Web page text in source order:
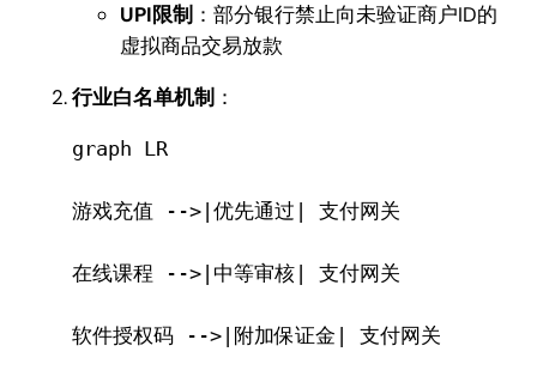
UPI限制 ：部分银行禁止向未验证商户ID的
虚拟商品交易放款
行业白名单机制 ：
graph LR
游戏充值 -->|优先通过| 支付网关
在线课程 -->|中等审核| 支付网关
软件授权码 -->|附加保证金| 支付网关